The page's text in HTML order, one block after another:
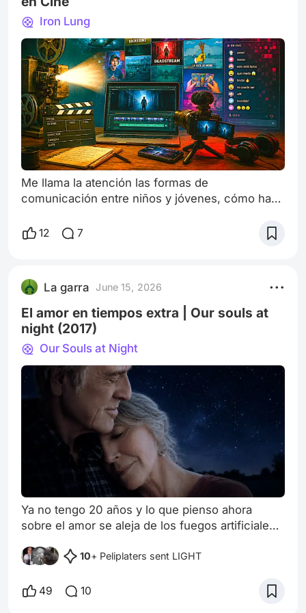
Iron Lung
Me llama la atención las formas de
comunicación entre niños y jóvenes, cómo han
la manera de hablar, de construir su
mirada del cine. Cada vez hace más ruido la ola
de youtubers que se aventuran a filmar
largometrajes. Algunos muy conocidos y otros
apenas notados.
12 7
La garra June 15, 2026
El amor en tiempos extra | Our souls at
night (2017)
Our Souls at Night
Ya no tengo 20 años y lo que pienso ahora
sobre el amor se aleja de los fuegos artificiales,
esperanza toma otra forma, una más humilde
aparece Our souls at night (2017), pequeña y
10+ Peliplaters sent LIGHT
49 10